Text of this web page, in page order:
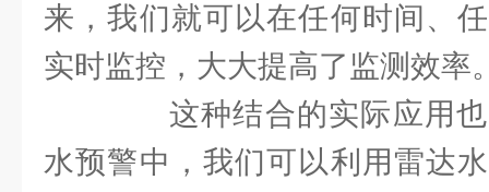
来，我们就可以在任何时间、
实时监控，大大提高了监测效率
这种结合的实际应用也
水预警中，我们可以利用雷达